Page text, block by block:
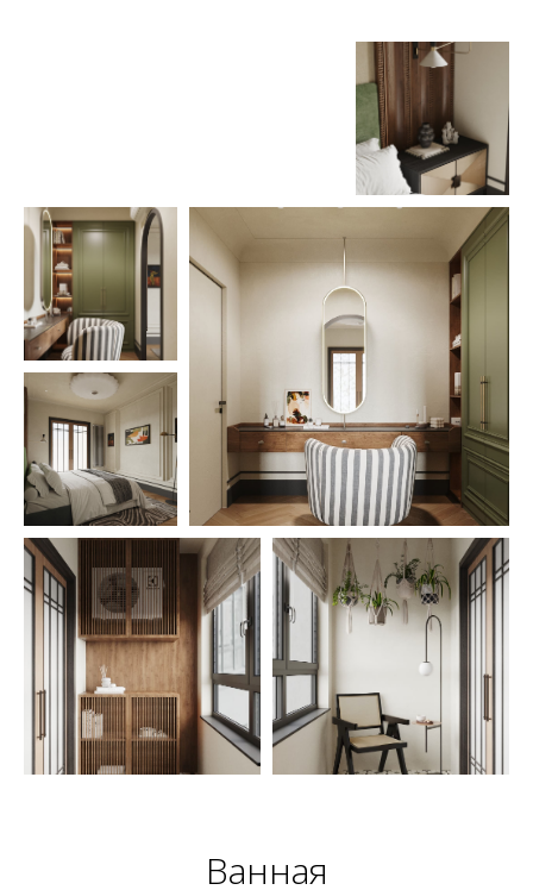
Ванная